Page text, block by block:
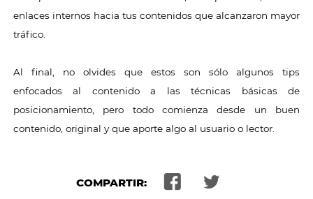
enlaces internos hacia tus contenidos que alcanzaron mayor
tráfico.
Al final, no olvides que estos son sólo algunos tips
enfocados al contenido a las técnicas básicas de
posicionamiento, pero todo comienza desde un buen
contenido, original y que aporte algo al usuario o lector.
COMPARTIR: